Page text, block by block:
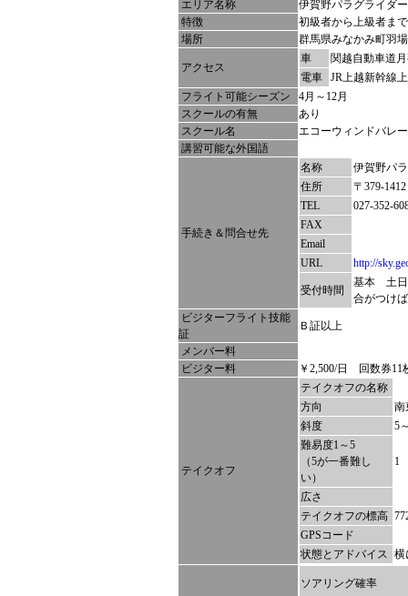
エリア名称
伊賀野パラグライダ
特徴
初級者から上級者ま
場所
群馬県みなかみ町羽
アクセス
車
関越自動車道
電車
JR上越新幹線
フライト可能シーズン
4月～12月
スクールの有無
あり
スクール名
エコーウィンドバレ
講習可能な外国語
手続き＆問合せ先
名称
伊賀野パ
住所
〒379-
TEL
027-352-
FAX
Email
URL
http://
受付時間
基本 土日
合がつけ
ビジターフライト技能
証
Ｂ証以上
メンバー料
ビジター料
￥2,500/日 回数券11
テイクオフ
テイクオフの名称
方向
南
斜度
5
難易度1～5
（5が一番難し
い）
1
広さ
テイクオフの標高
GPSコード
状態とアドバイス 横
ソアリング確率